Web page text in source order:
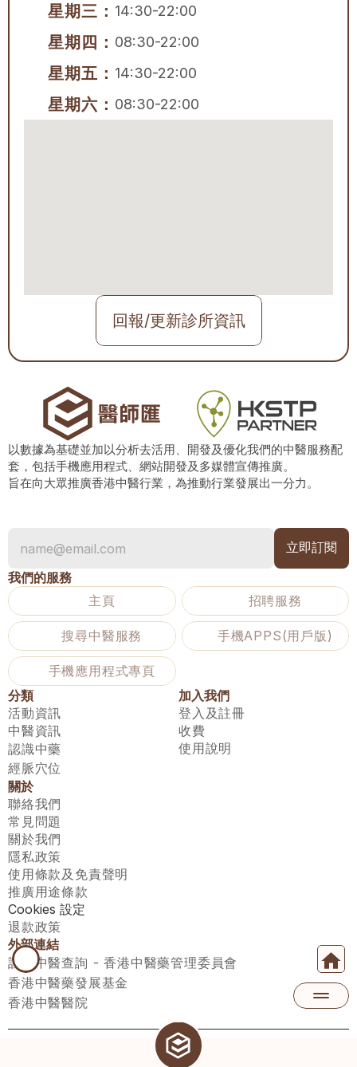
星期三： 14:30-22:00
星期四： 08:30-22:00
星期五： 14:30-22:00
星期六： 08:30-22:00
回報/更新診所資訊
以數據為基礎並加以分析去活用、開發及優化我們的中醫服務配
套，包括手機應用程式、網站開發及多媒體宣傳推廣。
旨在向大眾推廣香港中醫行業，為推動行業發展出一分力。
我們的服務
主頁
招聘服務
搜尋中醫服務 手機APPS(用戶版)
手機應用程式專頁
分類
活動資訊
中醫資訊
認識中藥
經脈穴位
加入我們
登入及註冊
收費
使用說明
關於
聯絡我們
常見問題
關於我們
隱私政策
使用條款及免責聲明
推廣用途條款
Cookies 設定
退款政策
外部連結
註冊中醫查詢 - 香港中醫藥管理委員會
香港中醫藥發展基金
香港中醫醫院
醫師匯有限公司 ECWAY LIMITED Copyright 2026© All rights